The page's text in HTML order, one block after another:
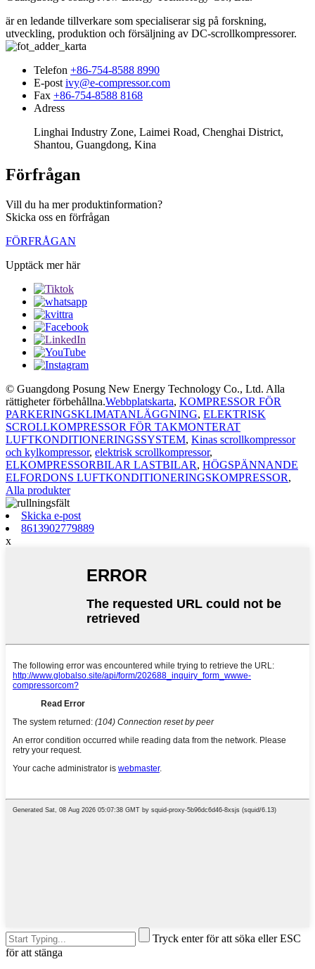
är en ledande tillverkare som specialiserar sig på forskning,
utveckling, produktion och försäljning av DC-scrollkompressorer.
Telefon +86-754-8588 8990
E-post ivy@e-compressor.com
Fax +86-754-8588 8168
Adress
Linghai Industry Zone, Laimei Road, Chenghai District,
Shantou, Guangdong, Kina
Förfrågan
Vill du ha mer produktinformation?
Skicka oss en förfrågan
FÖRFRÅGAN
Upptäck mer här
© Guangdong Posung New Energy Technology Co., Ltd. Alla
rättigheter förbehållna.Webbplatskarta, KOMPRESSOR FÖR
PARKERINGSKLIMATANLÄGGNING, ELEKTRISK
SCROLLKOMPRESSOR FÖR TAKMONTERAT
LUFTKONDITIONERINGSSYSTEM, Kinas scrollkompressor
och kylkompressor, elektrisk scrollkompressor,
ELKOMPRESSORBILAR LASTBILAR, HÖGSPÄNNANDE
ELFORDONS LUFTKONDITIONERINGSKOMPRESSOR,
Alla produkter
Skicka e-post
8613902779889
x
Tryck enter för att söka eller ESC
för att stänga